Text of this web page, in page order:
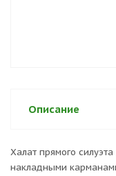
Описание
Халат прямого
накладными